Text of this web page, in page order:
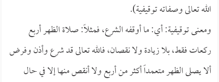
الله تعالى وصفاته توقيفية).
ومعنى توقيفية: أي: ما أوقفه الشرع، فمثلاً: صلاة الظهر أربع
ركعات فقط، بلا زيادة ولا نقصان، فالله تعالى قد شرع وأذن وفرض
ألا يصلى الظهر متعمداً أكثر من أربع ولا أنقص منها إلا في حال